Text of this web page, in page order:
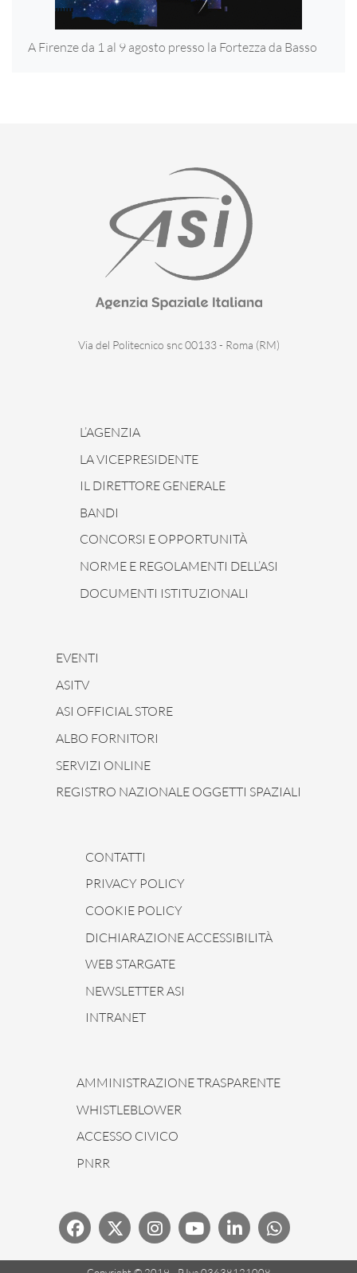
A Firenze da 1 al 9 agosto presso la Fortezza da Basso
Via del Politecnico snc 00133 - Roma (RM)
L’AGENZIA
LA VICEPRESIDENTE
IL DIRETTORE GENERALE
BANDI
CONCORSI E OPPORTUNITÀ
NORME E REGOLAMENTI DELL’ASI
DOCUMENTI ISTITUZIONALI
EVENTI
ASITV
ASI OFFICIAL STORE
ALBO FORNITORI
SERVIZI ONLINE
REGISTRO NAZIONALE OGGETTI SPAZIALI
CONTATTI
PRIVACY POLICY
COOKIE POLICY
DICHIARAZIONE ACCESSIBILITÀ
WEB STARGATE
NEWSLETTER ASI
INTRANET
AMMINISTRAZIONE TRASPARENTE
WHISTLEBLOWER
ACCESSO CIVICO
PNRR